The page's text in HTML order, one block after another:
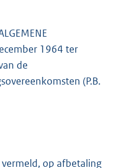
1964 ter
de
(P.B.
vermeld, op afbetaling